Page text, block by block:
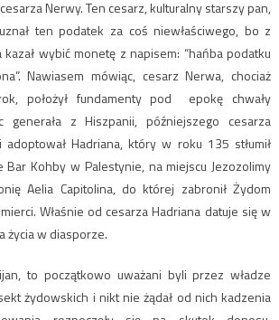
Nerwy. Ten cesarz, kulturalny starszy pan,
ten podatek za coś niewłaściwego, bo z
wybić monetę z napisem: “hańba podatku
Nawiasem mówiąc, cesarz Nerwa, chociaż
położył fundamenty pod epokę chwały
generała z Hiszpanii, późniejszego cesarza
Hadriana, który w roku 135 stłumił
Kohby w Palestynie, na miejscu Jezozolimy
Aelia Capitolina, do której zabronił Żydom
Właśnie od cesarza Hadriana datuje się w
życia w diasporze.
to początkowo uważani byli przez władze
żydowskich i nikt nie żądał od nich kadzenia